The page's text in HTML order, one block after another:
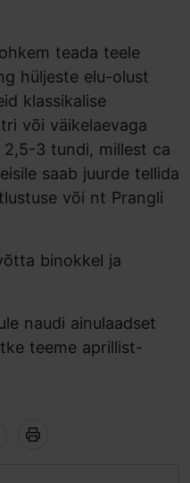
teada teele
hüljeste elu-olust
klassikalise
või väikelaevaga
2,5-3 tundi, millest ca
saab juurde tellida
või nt Prangli
binokkel ja
naudi ainulaadset
teeme aprillist-